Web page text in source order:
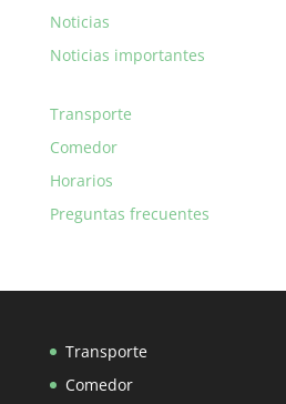
Noticias
Noticias importantes
Transporte
Comedor
Horarios
Preguntas frecuentes
Transporte
Comedor